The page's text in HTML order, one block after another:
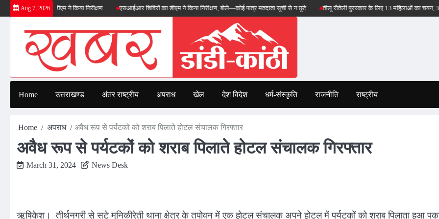
Skip
to
Aug 7, 2026
का डीएम ने किया निरीक्षण… एसआईआर शिविरों का डीएम ने किया निरीक्षण, बोले—कोई पात्र मतदाता सूची से न छूटे… तीलू रौतेली पुरस्कार के लिए 13 महिलाओं का चयन, 35 आंगनबाड़ी
Home उत्तराखण्ड अंतर राष्ट्रीय अपराध खेल देश विदेश धर्म-संस्कृति राजनीति राष्ट्रीय
Home अपराध अवैध रूप से पर्यटकों को शराब पिलाते होटल संचालक गिरफ्तार
अवैध रूप से पर्यटकों को शराब पिलाते होटल संचालक गिरफ्तार
March 31, 2024 News Desk
ऋषिकेश। तीर्थनगरी से सटे मुनिकीरेती थाना क्षेत्र के तपोवन में एक होटल संचालक अपने होटल में पर्यटकों को शराब पिलाता हुआ